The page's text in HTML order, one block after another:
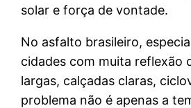
solar e força de vontade.
No asfalto brasileiro,
cidades com muita reflexão
largas, calçadas claras,
problema não é apenas a